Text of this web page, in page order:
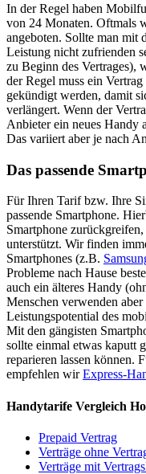
In der Regel haben
von 24 Monaten. Oftmals
angeboten. Sollte man mit
Leistung nicht zufrienden
zu Beginn des Vertrages),
der Regel muss ein
gekündigt werden, damit
verlängert. Wenn der
Anbieter ein neues Handy
Das variiert aber je nach
Das passende
Für Ihren Tarif bzw. Ihre
passende Smartphone.
Smartphone
unterstützt. Wir finden
Smartphones (z.B.
Probleme nach Hause
auch ein älteres Handy
Menschen verwenden
Leistungspotential des
Mit den gängisten
sollte einmal etwas kaputt
reparieren lassen können.
empfehlen wirExpress-
Handytarife Vergleich
Prepaid Vertrag
Verträge ohne
Verträge mit